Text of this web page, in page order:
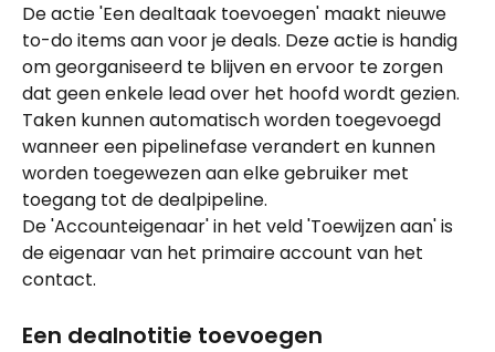
De actie 'Een dealtaak toevoegen' maakt nieuwe
to-do items aan voor je deals. Deze actie is handig
om georganiseerd te blijven en ervoor te zorgen
dat geen enkele lead over het hoofd wordt gezien.
Taken kunnen automatisch worden toegevoegd
wanneer een pipelinefase verandert en kunnen
worden toegewezen aan elke gebruiker met
toegang tot de dealpipeline.
De 'Accounteigenaar' in het veld 'Toewijzen aan' is
de eigenaar van het primaire account van het
contact.
Een dealnotitie toevoegen